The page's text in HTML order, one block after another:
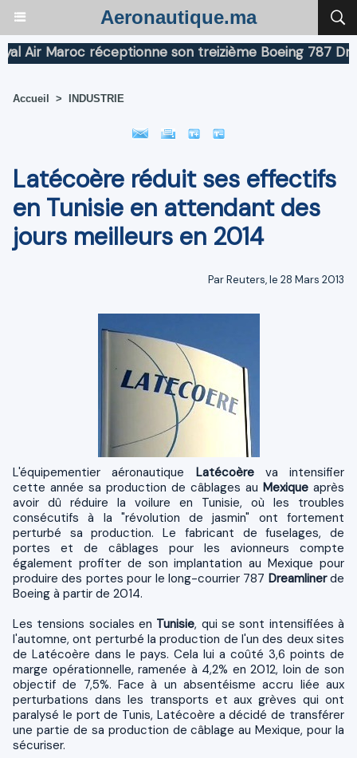
Aeronautique.ma
Maroc réceptionne son treizième Boeing 787
Accueil > INDUSTRIE
Latécoère réduit ses effectifs
en Tunisie en attendant des
jours meilleurs en 2014
Par Reuters, le 28 Mars 2013
L'équipementier aéronautique Latécoère va intensifier
cette année sa production de câblages au Mexique après
avoir dû réduire la voilure en Tunisie, où les troubles
consécutifs à la "révolution de jasmin" ont fortement
perturbé sa production. Le fabricant de fuselages, de
portes et de câblages pour les avionneurs compte
également profiter de son implantation au Mexique pour
produire des portes pour le long-courrier 787 Dreamlinerde
Boeing à partir de 2014.
Les tensions sociales en Tunisie, qui se sont intensifiées à
l'automne, ont perturbé la production de l'un des deux sites
de Latécoère dans le pays. Cela lui a coûté 3,6 points de
marge opérationnelle, ramenée à 4,2% en 2012, loin de son
objectif de 7,5%. Face à un absentéisme accru liée aux
perturbations dans les transports et aux grèves qui ont
paralysé le port de Tunis, Latécoère a décidé de transférer
une partie de sa production de câblage au Mexique, pour la
sécuriser.